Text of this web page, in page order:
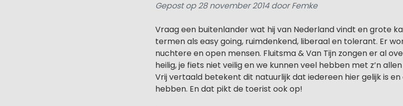
Gepost op 28 november 2014 door Femke
Vraag een buitenlander wat hij van Nederland vindt en grote
termen als easy going, ruimdenkend, liberaal en tolerant. Er
nuchtere en open mensen. Fluitsma & Van Tijn zongen er al
heilig, je fiets niet veilig en we kunnen veel hebben met z’n
Vrij vertaald betekent dit natuurlijk dat iedereen hier gelijk is
hebben. En dat pikt de toerist ook op!